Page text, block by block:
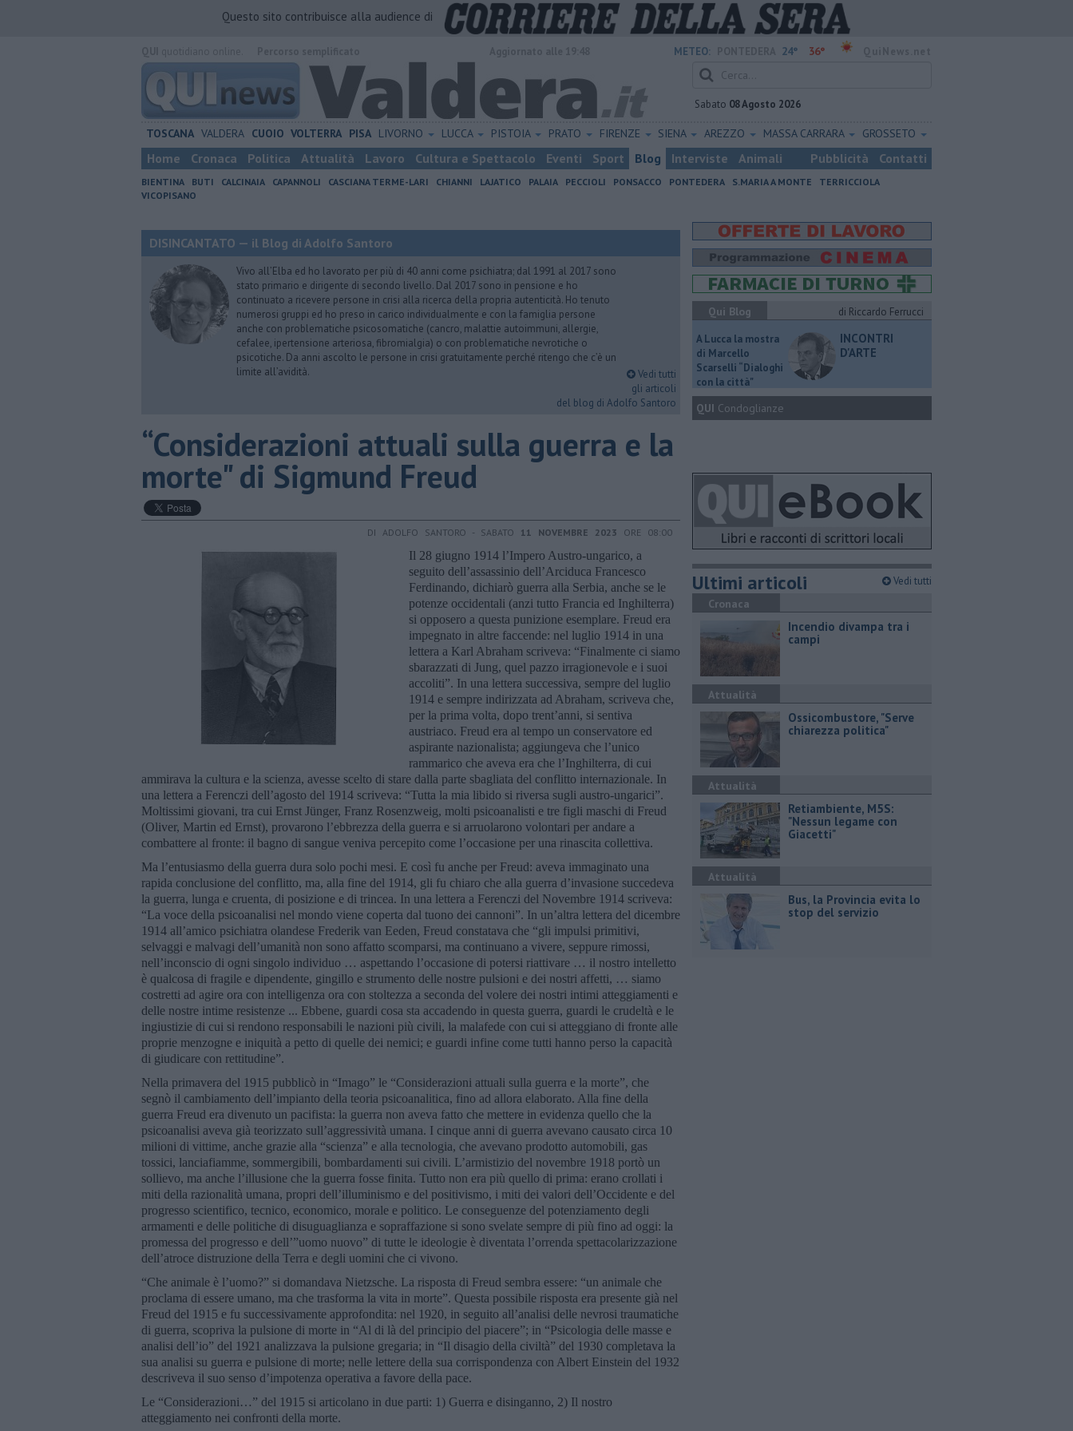
Questo sito contribuisce alla audience di
METEO: 24° 36°
Sabato 08 Agosto 2026
TOSCANA VALDERA CUOIO VOLTERRA PISA LIVORNO LUCCA PISTOIA PRATO FIRENZE SIENA AREZZO MASSA CARRARA GROSSETO
Home Cronaca Politica Attualità Lavoro Cultura e Spettacolo Eventi Sport Blog Interviste Animali Pubblicità Contatti
BIENTINA BUTI CALCINAIA CAPANNOLI CASCIANA TERME-LARI CHIANNI LAJATICO PALAIA PECCIOLI PONSACCO PONTEDERA S.MARIA A MONTE
TERRICCIOLA
VICOPISANO
DISINCANTATO — il Blog di Adolfo Santoro
Vivo all’Elba ed ho lavorato per più di 40 anni come psichiatra; dal 1991 al 2017 sono
stato primario e dirigente di secondo livello. Dal 2017 sono in pensione e ho
continuato a ricevere persone in crisi alla ricerca della propria autenticità. Ho tenuto
numerosi gruppi ed ho preso in carico individualmente e con la famiglia persone
anche con problematiche psicosomatiche (cancro, malattie autoimmuni, allergie,
cefalee, ipertensione arteriosa, fibromialgia) o con problematiche nevrotiche o
psicotiche. Da anni ascolto le persone in crisi gratuitamente perché ritengo che c’è un
limite all’avidità.
Vedi tutti
gli articoli
del blog di Adolfo Santoro
​“Considerazioni attuali sulla guerra e la
morte" di Sigmund Freud
DI ADOLFO SANTORO - SABATO 11 NOVEMBRE 2023 ORE 08:00
Il 28 giugno 1914 l’Impero Austro-ungarico, a
seguito dell’assassinio dell’Arciduca Francesco
Ferdinando, dichiarò guerra alla Serbia, anche se le
potenze occidentali (anzi tutto Francia ed Inghilterra)
si opposero a questa punizione esemplare. Freud era
impegnato in altre faccende: nel luglio 1914 in una
lettera a Karl Abraham scriveva: “Finalmente ci siamo
sbarazzati di Jung, quel pazzo irragionevole e i suoi
accoliti”. In una lettera successiva, sempre del luglio
1914 e sempre indirizzata ad Abraham, scriveva che,
per la prima volta, dopo trent’anni, si sentiva
austriaco. Freud era al tempo un conservatore ed
aspirante nazionalista; aggiungeva che l’unico
rammarico che aveva era che l’Inghilterra, di cui
ammirava la cultura e la scienza, avesse scelto di stare dalla parte sbagliata del conflitto internazionale. In
una lettera a Ferenczi dell’agosto del 1914 scriveva: “Tutta la mia libido si riversa sugli austro-ungarici”.
Moltissimi giovani, tra cui Ernst Jünger, Franz Rosenzweig, molti psicoanalisti e tre figli maschi di Freud
(Oliver, Martin ed Ernst), provarono l’ebbrezza della guerra e si arruolarono volontari per andare a
combattere al fronte: il bagno di sangue veniva percepito come l’occasione per una rinascita collettiva.
Ma l’entusiasmo della guerra dura solo pochi mesi. E così fu anche per Freud: aveva immaginato una
rapida conclusione del conflitto, ma, alla fine del 1914, gli fu chiaro che alla guerra d’invasione succedeva
la guerra, lunga e cruenta, di posizione e di trincea. In una lettera a Ferenczi del Novembre 1914 scriveva:
“La voce della psicoanalisi nel mondo viene coperta dal tuono dei cannoni”. In un’altra lettera del dicembre
1914 all’amico psichiatra olandese Frederik van Eeden, Freud constatava che “gli impulsi primitivi,
selvaggi e malvagi dell’umanità non sono affatto scomparsi, ma continuano a vivere, seppure rimossi,
nell’inconscio di ogni singolo individuo … aspettando l’occasione di potersi riattivare … il nostro intelletto
è qualcosa di fragile e dipendente, gingillo e strumento delle nostre pulsioni e dei nostri affetti, … siamo
costretti ad agire ora con intelligenza ora con stoltezza a seconda del volere dei nostri intimi atteggiamenti e
delle nostre intime resistenze ... Ebbene, guardi cosa sta accadendo in questa guerra, guardi le crudeltà e le
ingiustizie di cui si rendono responsabili le nazioni più civili, la malafede con cui si atteggiano di fronte alle
proprie menzogne e iniquità a petto di quelle dei nemici; e guardi infine come tutti hanno perso la capacità
di giudicare con rettitudine”.
Nella primavera del 1915 pubblicò in “Imago” le “Considerazioni attuali sulla guerra e la morte”, che
segnò il cambiamento dell’impianto della teoria psicoanalitica, fino ad allora elaborato. Alla fine della
guerra Freud era divenuto un pacifista: la guerra non aveva fatto che mettere in evidenza quello che la
psicoanalisi aveva già teorizzato sull’aggressività umana. I cinque anni di guerra avevano causato circa 10
milioni di vittime, anche grazie alla “scienza” e alla tecnologia, che avevano prodotto automobili, gas
tossici, lanciafiamme, sommergibili, bombardamenti sui civili. L’armistizio del novembre 1918 portò un
sollievo, ma anche l’illusione che la guerra fosse finita. Tutto non era più quello di prima: erano crollati i
miti della razionalità umana, propri dell’illuminismo e del positivismo, i miti dei valori dell’Occidente e del
progresso scientifico, tecnico, economico, morale e politico. Le conseguenze del potenziamento degli
armamenti e delle politiche di disuguaglianza e sopraffazione si sono svelate sempre di più fino ad oggi: la
promessa del progresso e dell’”uomo nuovo” di tutte le ideologie è diventata l’orrenda spettacolarizzazione
dell’atroce distruzione della Terra e degli uomini che ci vivono.
“Che animale è l’uomo?” si domandava Nietzsche. La risposta di Freud sembra essere: “un animale che
proclama di essere umano, ma che trasforma la vita in morte”. Questa possibile risposta era presente già nel
Freud del 1915 e fu successivamente approfondita: nel 1920, in seguito all’analisi delle nevrosi traumatiche
di guerra, scopriva la pulsione di morte in “Al di là del principio del piacere”; in “Psicologia delle masse e
analisi dell’io” del 1921 analizzava la pulsione gregaria; in “Il disagio della civiltà” del 1930 completava la
sua analisi su guerra e pulsione di morte; nelle lettere della sua corrispondenza con Albert Einstein del 1932
descriveva il suo senso d’impotenza operativa a favore della pace.
Le “Considerazioni…” del 1915 si articolano in due parti: 1) Guerra e disinganno, 2) Il nostro
atteggiamento nei confronti della morte.
Qui Blog
di Riccardo Ferrucci
A Lucca la mostra
di Marcello
Scarselli “Dialoghi
con la città"
INCONTRI
D'ARTE
QUI Condoglianze
Ultimi articoli Vedi tutti
Cronaca
Incendio divampa tra i
campi
Attualità
Ossicombustore, "Serve
chiarezza politica"
Attualità
Retiambiente, M5S:
"Nessun legame con
Giacetti"
Attualità
Bus, la Provincia evita lo
stop del servizio